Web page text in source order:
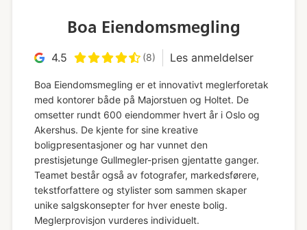
Boa Eiendomsmegling
4.5 (8) Les anmeldelser
Boa Eiendomsmegling er et innovativt meglerforetak
med kontorer både på Majorstuen og Holtet. De
omsetter rundt 600 eiendommer hvert år i Oslo og
Akershus. De kjente for sine kreative
boligpresentasjoner og har vunnet den
prestisjetunge Gullmegler-prisen gjentatte ganger.
Teamet består også av fotografer, markedsførere,
tekstforfattere og stylister som sammen skaper
unike salgskonsepter for hver eneste bolig.
Meglerprovisjon vurderes individuelt.